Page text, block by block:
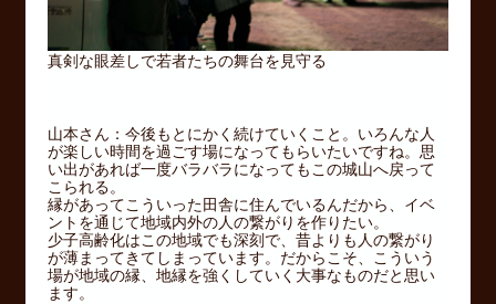
真剣な眼差しで若者たちの舞台を見守る
山本さん：今後もとにかく続けていくこと。いろんな人
が楽しい時間を過ごす場になってもらいたいですね。思
い出があれば一度バラバラになってもこの城山へ戻って
こられる。
縁があってこういった田舎に住んでいるんだから、イベ
ントを通じて地域内外の人の繋がりを作りたい。
少子高齢化はこの地域でも深刻で、昔よりも人の繋がり
が薄まってきてしまっています。だからこそ、こういう
場が地域の縁、地縁を強くしていく大事なものだと思い
ます。